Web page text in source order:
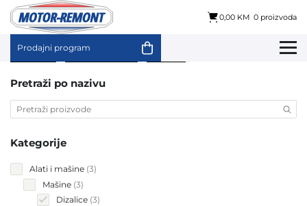
0,00 KM 0 proizvoda
Prodajni program
Početna Alati i mašine /Mašine
Pretraži po nazivu
Kategorije
Alati i mašine 33
Mašine 33
products
Dizalice 33